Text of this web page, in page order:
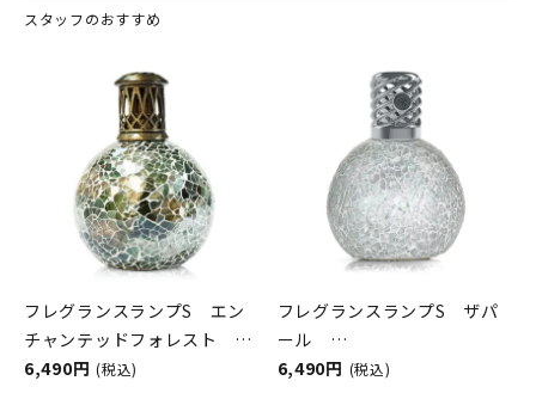
スタッフのおすすめ
フレグランスランプS エン
チャンテッドフォレスト
ASHLEIGH&BURWOOD（ア
6,490円 (税込)
フレグランスランプS ザパ
ール
ASHLEIGH&BURWOOD（ア
6,490円 (税込)